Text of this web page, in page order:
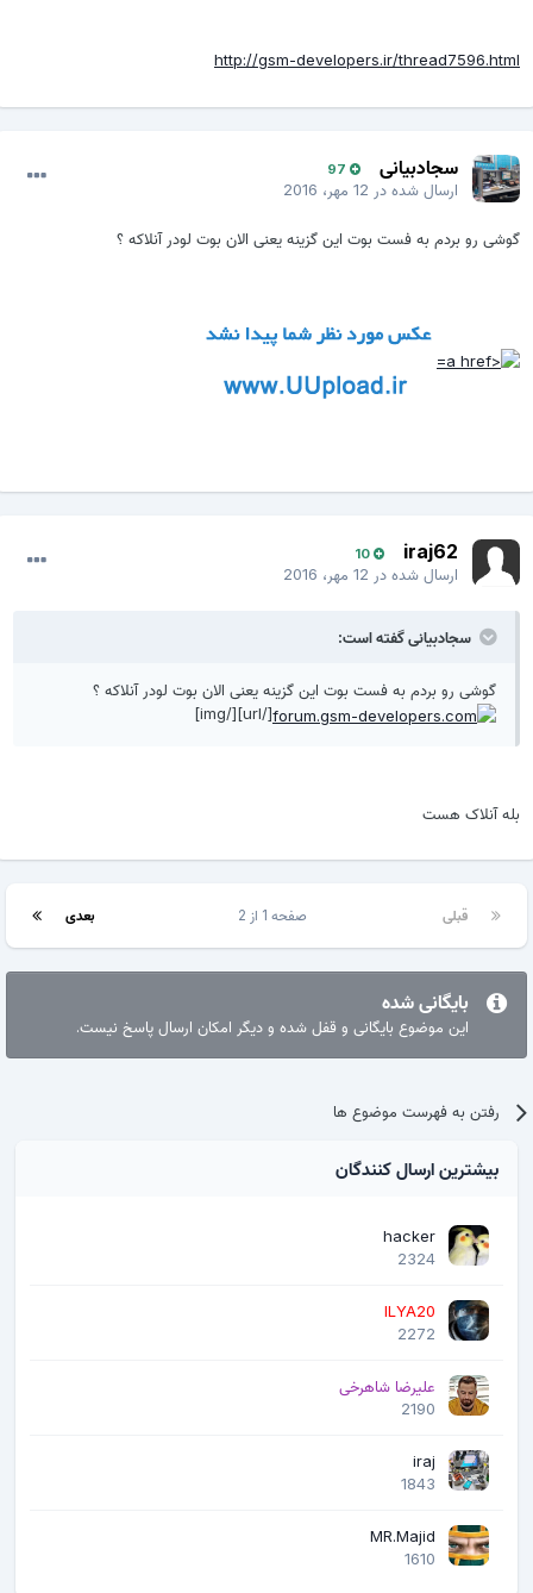
http://gsm-developers.ir/thread7596.html
سجادبیانی 97
ارسال شده در12 مهر، 2016
گوشی رو بردم به فست بوت این گزینه یعنی الان بوت لودر آنلاکه ؟
iraj62
10
ارسال شده در12 مهر، 2016
سجادبیانی گفته است:
گوشی رو بردم به فست بوت این گزینه یعنی الان بوت لودر آنلاکه ؟
[/url][/img]
بله آنلاک هست
قبلی بعدی صفحه 1 از 2
بایگانی شده
این موضوع بایگانی و قفل شده و دیگر امکان ارسال پاسخ نیست.
رفتن به فهرست موضوع ها
بیشترین ارسال کنندگان
hacker
2324
ILYA20
2272
علیرضا شاهرخی
2190
iraj
1843
MR.Majid
1610